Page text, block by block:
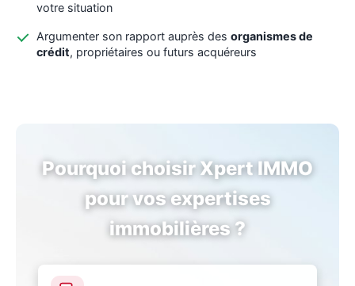
votre situation
Argumenter son rapport auprès des organismes de
crédit, propriétaires ou futurs acquéreurs
Pourquoi choisir Xpert IMMO
pour vos expertises
immobilières ?